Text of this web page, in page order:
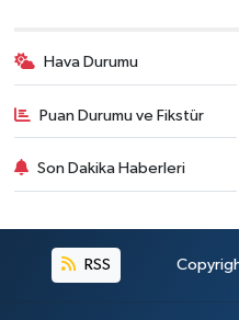
Hava Durumu
Puan Durumu ve Fikstür
Son Dakika Haberleri
RSS